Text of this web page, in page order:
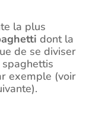
la plus
dont la
de se diviser
exemple (voir